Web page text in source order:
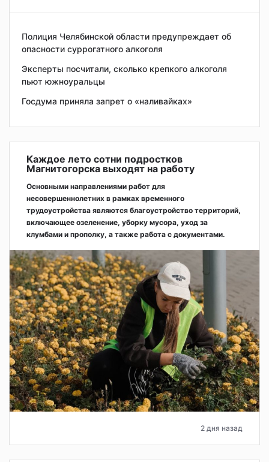
Полиция Челябинской области предупреждает об
опасности суррогатного алкоголя
Эксперты посчитали, сколько крепкого алкоголя
пьют южноуральцы
Госдума приняла запрет о «наливайках»
Каждое лето сотни подростков
Магнитогорска выходят на работу
Основными направлениями работ для
несовершеннолетних в рамках временного
трудоустройства являются благоустройство территорий,
включающее озеленение, уборку мусора, уход за
клумбами и прополку, а также работа с документами.
2 дня назад